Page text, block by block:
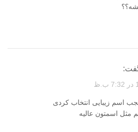
اسم زیبایی انتخاب کردی
مثل اسمتون عالیه